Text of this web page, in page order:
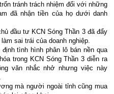
tránh trách nhiệm đối với những
đã nhận tiền của họ dưới danh
đầu tư KCN Sóng Thần 3 đã đẩy
sai trái của doanh nghiệp.
tình hình phân lô bán nền qua
trong KCN Sóng Thần 3 diễn ra
văn nhắc nhở nhưng việc này
mà người ngoài tỉnh cũng mua